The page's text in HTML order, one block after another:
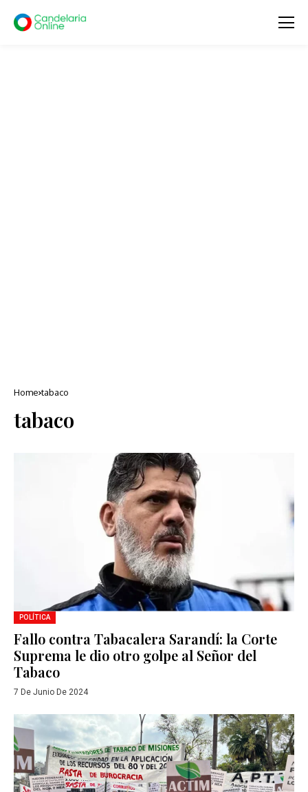
Home tabaco
tabaco
POLÍTICA
Fallo contra Tabacalera Sarandí: la Corte
Suprema le dio otro golpe al Señor del
Tabaco
7 De Junio De 2024